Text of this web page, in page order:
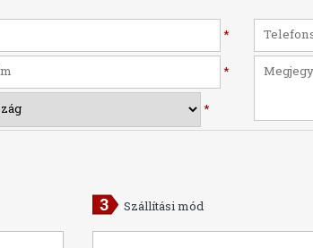
*
*
*
Szállítási mód